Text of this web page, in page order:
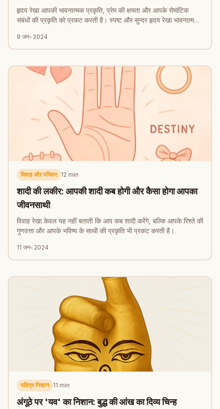
हृदय रेखा आपकी भावनात्मक प्रकृति, प्रेम की क्षमता और आपके रोमांटिक
संबंधों की प्रकृति को प्रकट करती है। स्पष्ट और सुन्दर हृदय रेखा भावनात्मक
9 जन॰ 2024
विवाह और परिवार 12 min
शादी की लकीर: आपकी शादी कब होगी और कैसा होगा आपका
जीवनसाथी
विवाह रेखा केवल यह नहीं बताती कि आप कब शादी करेंगे, बल्कि आपके रिश्ते की
गुणवत्ता और आपके भविष्य के साथी की प्रकृति भी प्रकट करती है।
11 जन॰ 2024
पवित्र निशान 11 min
अंगूठे पर 'यव' का निशान: बुद्ध की आंख का दिव्य चिन्ह